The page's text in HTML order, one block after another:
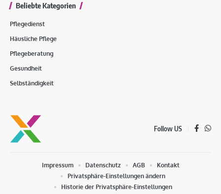
Beliebte Kategorien
Pflegedienst
Häusliche Pflege
Pflegeberatung
Gesundheit
Selbständigkeit
Follow US
Impressum Datenschutz AGB
Kontakt
Privatsphäre-Einstellungen ändern
Historie der Privatsphäre-Einstellungen